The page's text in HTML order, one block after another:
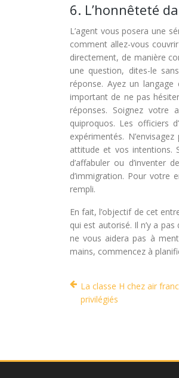
6. L’honnêteté
L’agent vous posera une
comment allez-vous
directement, de manière
une question, dites-le
réponse. Ayez un
important de ne pas
réponses. Soignez
quiproquos. Les officiers
expérimentés.
attitude et vos intentions.
d’affabuler ou d’inventer
d’immigration. Pour votre
rempli.
En fait, l’objectif de cet
qui est autorisé. Il n’y a
ne vous aidera pas à
mains, commencez à
La classe H chez air
privilégiés